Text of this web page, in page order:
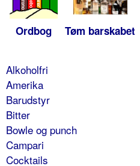
Ordbog Tøm barskabet
Alkoholfri
Amerika
Barudstyr
Bitter
Bowle og punch
Campari
Cocktails